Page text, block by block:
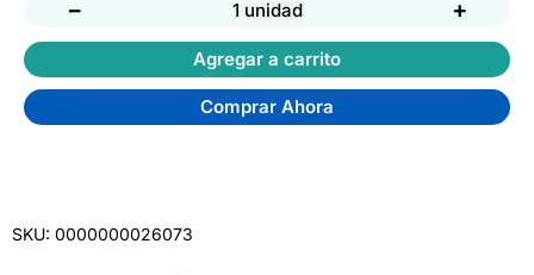
− 1 unidad +
Agregar a carrito
Comprar Ahora
SKU: 0000000026073